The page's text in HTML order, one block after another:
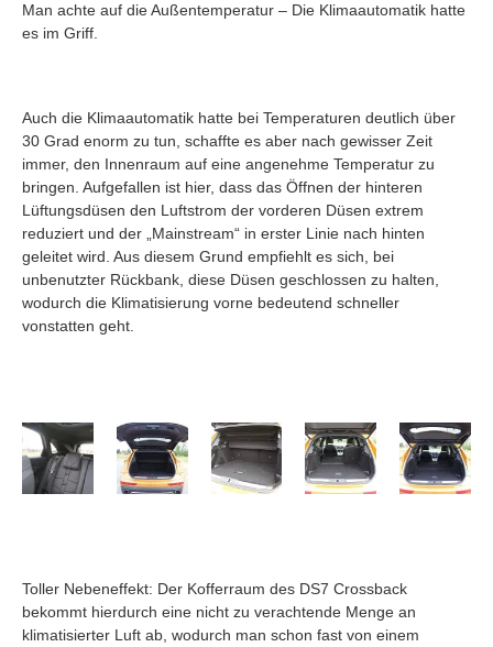
Man achte auf die Außentemperatur – Die Klimaautomatik hatte
es im Griff.
Auch die Klimaautomatik hatte bei Temperaturen deutlich über
30 Grad enorm zu tun, schaffte es aber nach gewisser Zeit
immer, den Innenraum auf eine angenehme Temperatur zu
bringen. Aufgefallen ist hier, dass das Öffnen der hinteren
Lüftungsdüsen den Luftstrom der vorderen Düsen extrem
reduziert und der „Mainstream“ in erster Linie nach hinten
geleitet wird. Aus diesem Grund empfiehlt es sich, bei
unbenutzter Rückbank, diese Düsen geschlossen zu halten,
wodurch die Klimatisierung vorne bedeutend schneller
vonstatten geht.
Toller Nebeneffekt: Der Kofferraum des DS7 Crossback
bekommt hierdurch eine nicht zu verachtende Menge an
klimatisierter Luft ab, wodurch man schon fast von einem